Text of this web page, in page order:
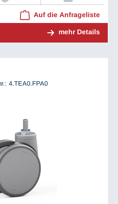
Auf die Anfrageliste
mehr Details
4.TEA0.FPA0